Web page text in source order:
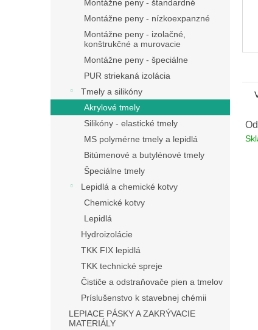
Montážne peny - štandardné
Montážne peny - nízkoexpanzné
Montážne peny - izolačné,
konštrukčné a murovacie
Montážne peny - špeciálne
PUR striekaná izolácia
Tmely a silikóny
Akrylové tmely
Silikóny - elastické tmely
MS polymérne tmely a lepidlá
Bitúmenové a butylénové tmely
Špeciálne tmely
Lepidlá a chemické kotvy
Chemické kotvy
Lepidlá
Hydroizolácie
TKK FIX lepidlá
TKK technické spreje
Čističe a odstraňovače pien a tmelov
Príslušenstvo k stavebnej chémii
LEPIACE PÁSKY A ZAKRÝVACIE
MATERIÁLY